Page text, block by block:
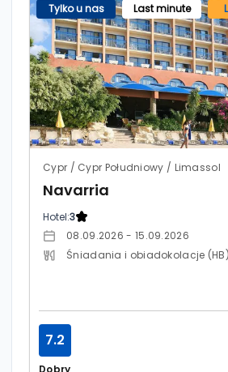
Tylko u nas Last minute
Cypr / Cypr Południowy / Limassol
Navarria
Hotel:3
08.09.2026 - 15.09.2026
Śniadania i obiadokolacje (HB)
Dobry
7.2